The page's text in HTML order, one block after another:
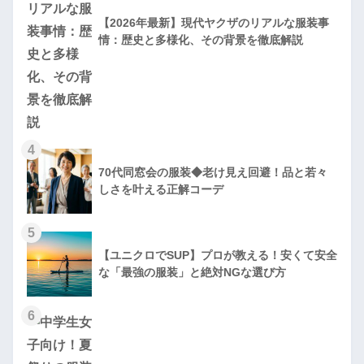
【2026年最新】現代ヤクザのリアルな服装事
情：歴史と多様化、その背景を徹底解説
4
70代同窓会の服装◆老け見え回避！品と若々
しさを叶える正解コーデ
5
【ユニクロでSUP】プロが教える！安くて安全
な「最強の服装」と絶対NGな選び方
6